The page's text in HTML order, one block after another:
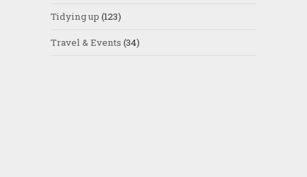
Tidying up (123)
Travel & Events (34)